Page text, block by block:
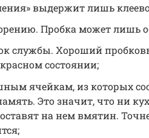
выдержит лишь
Пробка может лишь
службы. Хороший
состоянии;
ячейкам, из которых
Это значит, что ни
на нем вмятин.